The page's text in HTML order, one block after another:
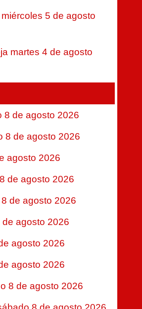
5 de agosto
martes 4 de agosto
8 de agosto 2026
8 de agosto 2026
agosto 2026
de agosto 2026
de agosto 2026
agosto 2026
agosto 2026
agosto 2026
8 de agosto 2026